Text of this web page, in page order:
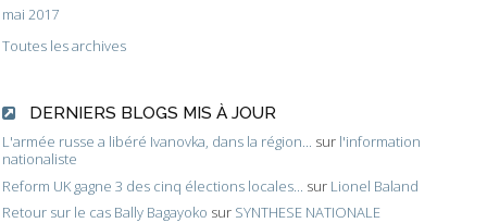
mai 2017
Toutes les archives
DERNIERS BLOGS MIS À JOUR
L'armée russe a libéré Ivanovka, dans la région... sur l'information
nationaliste
Reform UK gagne 3 des cinq élections locales... sur Lionel Baland
Retour sur le cas Bally Bagayoko sur SYNTHESE NATIONALE